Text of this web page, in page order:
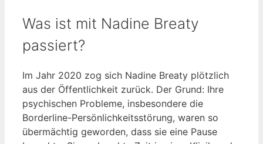
Was ist mit Nadine Breaty
passiert?
Im Jahr 2020 zog sich Nadine Breaty plötzlich
aus der Öffentlichkeit zurück. Der Grund: Ihre
psychischen Probleme, insbesondere die
Borderline-Persönlichkeitsstörung, waren so
übermächtig geworden, dass sie eine Pause